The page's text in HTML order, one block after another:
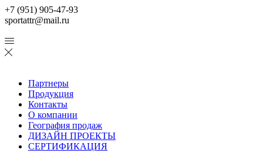
+7 (951) 905-47-93
sportattr@mail.ru
Партнеры
Продукция
Контакты
О компании
География продаж
ДИЗАЙН ПРОЕКТЫ
СЕРТИФИКАЦИЯ